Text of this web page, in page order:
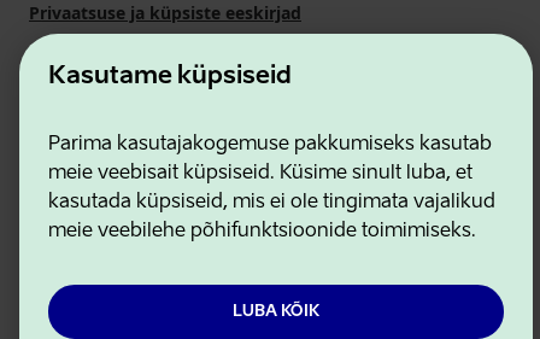
Kasutame küpsiseid
Parima kasutajakogemuse pakkumiseks kasutab
meie veebisait küpsiseid. Küsime sinult luba, et
kasutada küpsiseid, mis ei ole tingimata vajalikud
meie veebilehe põhifunktsioonide toimimiseks.
LUBA KÕIK
Privaatsuse ja küpsiste eeskirjad